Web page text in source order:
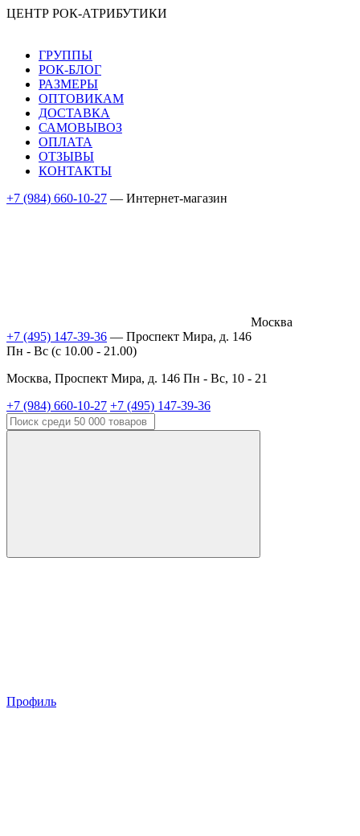
ЦЕНТР РОК-АТРИБУТИКИ
ГРУППЫ
РОК-БЛОГ
РАЗМЕРЫ
ОПТОВИКАМ
ДОСТАВКА
САМОВЫВОЗ
ОПЛАТА
ОТЗЫВЫ
КОНТАКТЫ
+7 (984) 660-10-27 — Интернет-магазин
Москва
+7 (495) 147-39-36 — Проспект Мира, д. 146
Пн - Вс (c 10.00 - 21.00)
Москва, Проспект Мира, д. 146 Пн - Вс, 10 - 21
+7 (984) 660-10-27 +7 (495) 147-39-36
Профиль